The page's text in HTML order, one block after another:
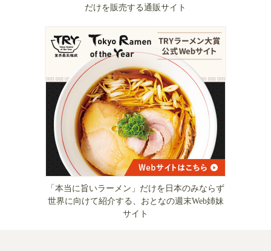
だけを販売する通販サイト
「本当に旨いラーメン」だけを日本のみならず
世界に向けて紹介する、おとなの週末Web姉妹
サイト